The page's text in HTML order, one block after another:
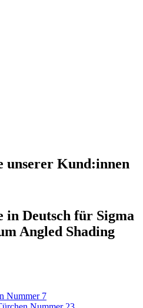
unserer Kund:innen
Deutsch für Sigma
Angled Shading
Nummer 7